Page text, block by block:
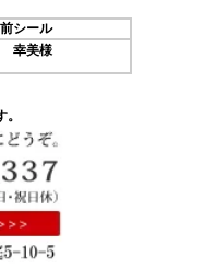
シール
幸美様